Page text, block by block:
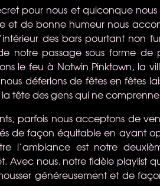
pour nous et quiconque nous
et de bonne humeur nous
des bars pourtant non
notre passage sous forme de
le feu à Notwin Pinktown, la
déferlons de fêtes en fêtes
tête des gens qui ne
parfois nous acceptons de
de façon équitable en ayant
l’ambiance est notre
Avec nous, notre fidèle playlist
généreusement et de